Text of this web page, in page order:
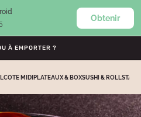
Obtenir
0
À EMPORTER ?
COTE MIDI PLATEAUX & BOXSUSHI & ROLLS